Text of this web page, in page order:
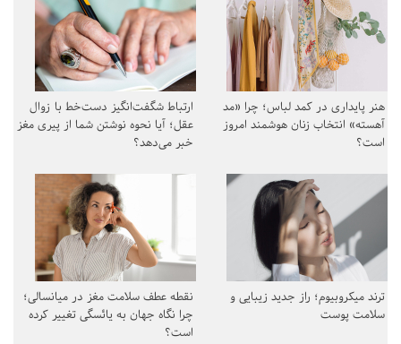
هنر پایداری در کمد لباس؛ چرا «مد
آهسته» انتخاب زنان هوشمند امروز
است؟
ارتباط شگفت‌انگیز دست‌خط با زوال
عقل؛ آیا نحوه نوشتن شما از پیری مغز
خبر می‌دهد؟
ترند میکروبیوم؛ راز جدید زیبایی و
سلامت پوست
نقطه عطف سلامت مغز در میانسالی؛
چرا نگاه جهان به یائسگی تغییر کرده
است؟